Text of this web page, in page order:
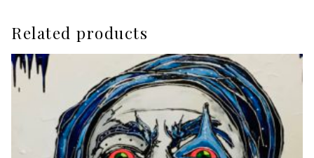
Related products